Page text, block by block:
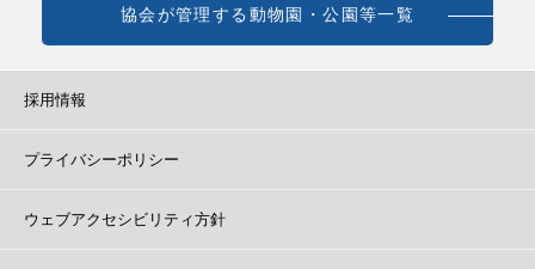
協会が管理する動物園・公園等一覧
採用情報
プライバシーポリシー
ウェブアクセシビリティ方針